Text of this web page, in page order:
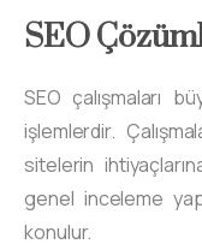
SEO
SEO çalışmaları
işlemlerdir.
sitelerin
genel inceleme
konulur.